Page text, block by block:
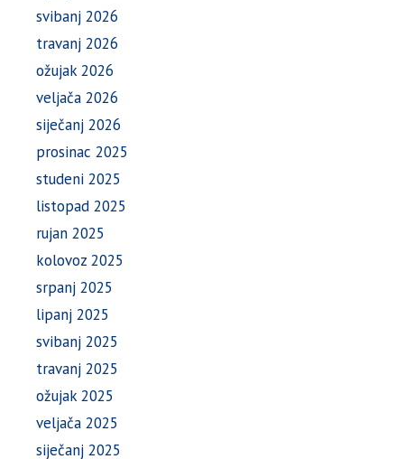
svibanj 2026
travanj 2026
ožujak 2026
veljača 2026
siječanj 2026
prosinac 2025
studeni 2025
listopad 2025
rujan 2025
kolovoz 2025
srpanj 2025
lipanj 2025
svibanj 2025
travanj 2025
ožujak 2025
veljača 2025
siječanj 2025